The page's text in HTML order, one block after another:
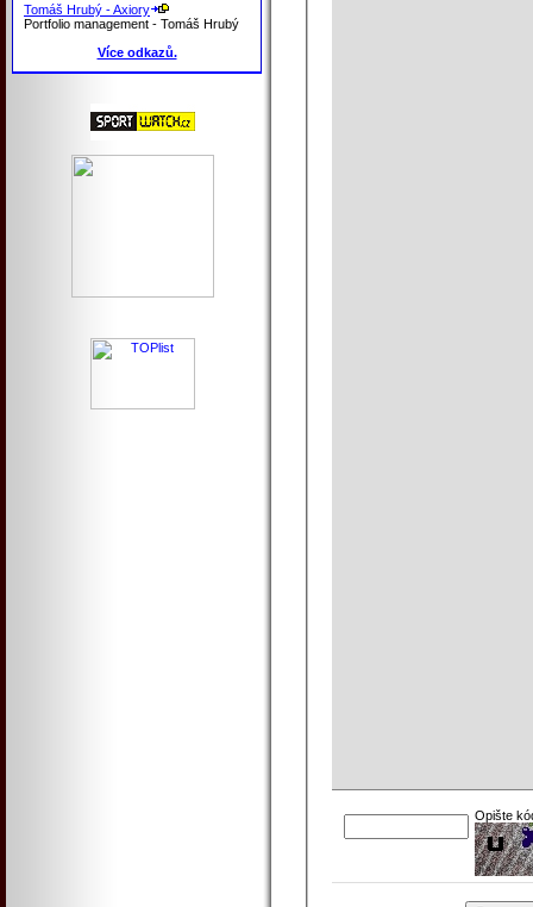
Tomáš Hrubý - Axiory
Portfolio management - Tomáš Hrubý
Více odkazů.
Opište